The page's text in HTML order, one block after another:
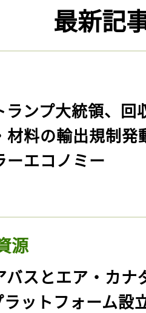
最新記
ランプ大統領、回
材料の輸出規制発
ーエコノミー
源
バスとエア・カナ
ットフォーム設